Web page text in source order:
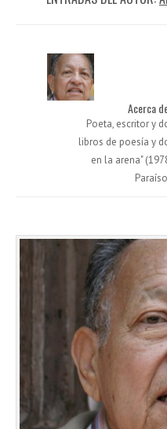
Acerca
Poeta, escritor y
libros de poesía y
en la arena"